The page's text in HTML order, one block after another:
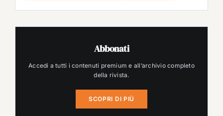
Abbonati
Accedi a tutti i contenuti premium e all’archivio completo
della rivista.
SCOPRI DI PIÙ